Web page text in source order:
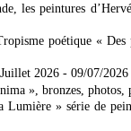
les peintures
poétique «
2026 - 09/07/2026
», bronzes, photos,
Lumière » série de